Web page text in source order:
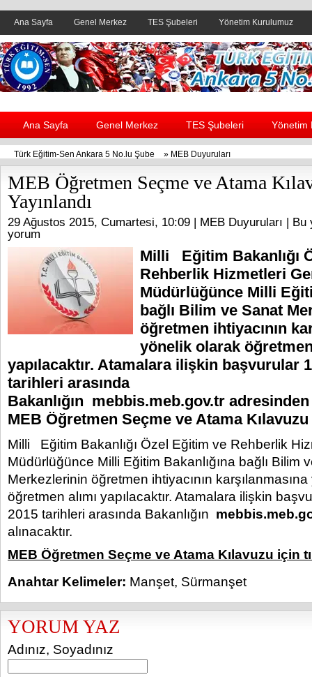
Ana Sayfa Genel Merkez TES Şubeleri Yönetim Kurulumuz
Header yanı reklam alanı
Ana Sayfa Genel Merkez TES Şubeleri Yönetim
Türk Eğitim-Sen Ankara 5 No.lu Şube » MEB Duyuruları
MEB Öğretmen Seçme ve Atama
Yayınlandı
29 Ağustos 2015, Cumartesi, 10:09 | MEB Duyuruları | Bu
yorum
Milli Eğitim Bakanlığı
Rehberlik Hizmetleri
Müdürlüğünce Milli
bağlı Bilim ve Sanat
öğretmen ihtiyacının
yönelik olarak öğretmen
yapılacaktır. Atamalara ilişkin başvurular
tarihleri arasında
Bakanlığın mebbis.meb.gov.tr adresinden
MEB Öğretmen Seçme ve Atama Kılavuzu
Milli Eğitim Bakanlığı Özel Eğitim ve Rehberlik
Müdürlüğünce Milli Eğitim Bakanlığına bağlı Bilim
Merkezlerinin öğretmen ihtiyacının
öğretmen alımı yapılacaktır. Atamalara ilişkin
2015 tarihleri arasında Bakanlığın
alınacaktır.
MEB Öğretmen Seçme ve Atama Kılavuzu için
Anahtar Kelimeler: Manşet, Sürmanşet
YORUM YAZ
Adınız, Soyadınız